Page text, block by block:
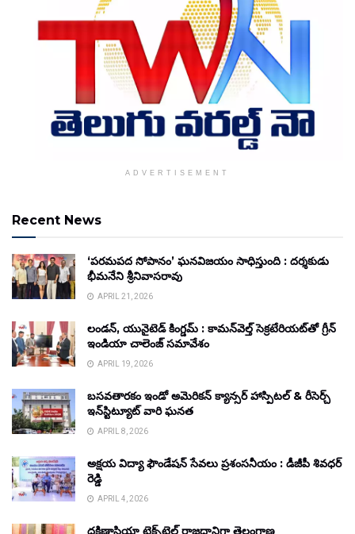
ADVERTISEMENT
Recent News
‘పరమపద సోపానం’ ఘనవిజయం సాధిస్తుంది : దర్శకుడు
భీమనేని శ్రీనివాసరావు
APRIL 21, 2026
లండన్, యునైటెడ్ కింగ్డమ్ : కామన్‌వెల్త్ సెక్రటేరియట్‌తో గ్రీన్
ఇండియా చాలెంజ్ సమావేశం
APRIL 19, 2026
బసవతారకం ఇండో అమెరికన్ క్యాన్సర్ హాస్పిటల్ & రీసెర్చ్
ఇన్‌స్టిట్యూట్ వారి ఘనత
APRIL 8, 2026
అక్షయ విద్యా ఫౌండేషన్ సేవలు ప్రశంసనీయం : డీజీపీ శివధర్
రెడ్డి
APRIL 4, 2026
దక్షిణాసియా టెక్స్‌టైల్ రాజధానిగా తెలంగాణ